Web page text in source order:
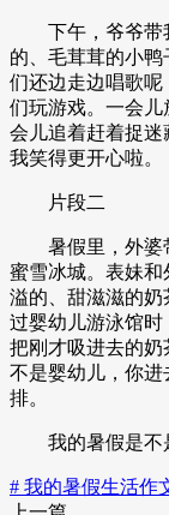
下午，爷爷带我
的、毛茸茸的小
们还边走边唱歌
们玩游戏。一会
会儿追着赶着捉迷
我笑得更开心啦。
片段二
暑假里，外婆带
蜜雪冰城。表妹和
溢的、甜滋滋的
过婴幼儿游泳馆
把刚才吸进去的奶
不是婴幼儿，你进
排。
我的暑假是不
# 我的暑假生活作